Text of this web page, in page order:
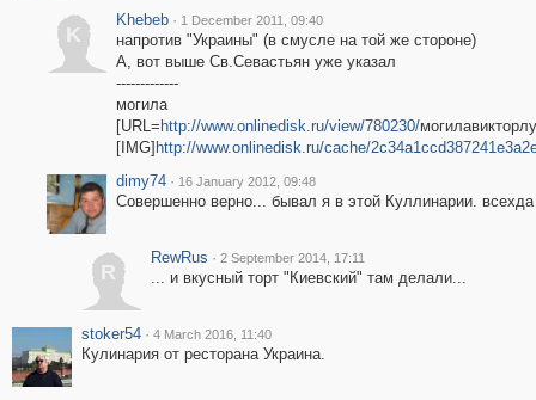
K
Khebeb · 1 December 2011, 09:40
напротив "Украины" (в смусле на той же стороне)
А, вот выше Св.Севастьян уже указал
-------------
могила
[URL= http://www.onlinedisk.ru/view/780230/
[IMG] http://www.onlinedisk.ru/cache/
dimy74 · 16 January 2012, 09:48
Совершенно верно... бывал я в этой Куллинарии.
R
RewRus · 2 September 2014, 17:11
... и вкусный торт "Киевский" там делали...
stoker54 · 4 March 2016, 11:40
Кулинария от ресторана Украина.